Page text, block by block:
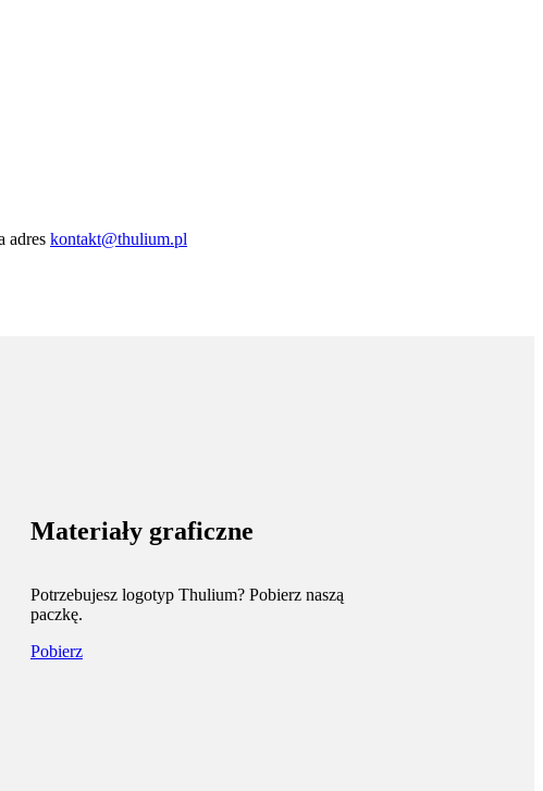
adres kontakt@thulium.pl
Materiały graficzne
Potrzebujesz logotyp Thulium? Pobierz naszą
paczkę.
Pobierz